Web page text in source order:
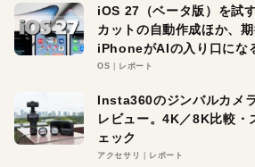
iOS 27（ベータ版）を試
カットの自動作成ほか、
iPhoneがAIの入り口にな
OS レポート
Insta360のジンバルカメ
レビュー。4K／8K比較・
ェック
アクセサリ レポート